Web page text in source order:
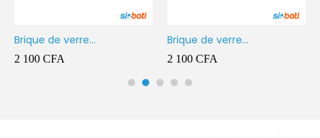
de verre
Transparent
CFA
Brique de verre
190X190X80MM CROSS
2 100 CFA